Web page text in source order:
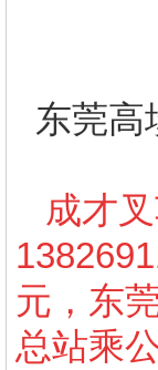
东莞高
成才
元，东
总站乘